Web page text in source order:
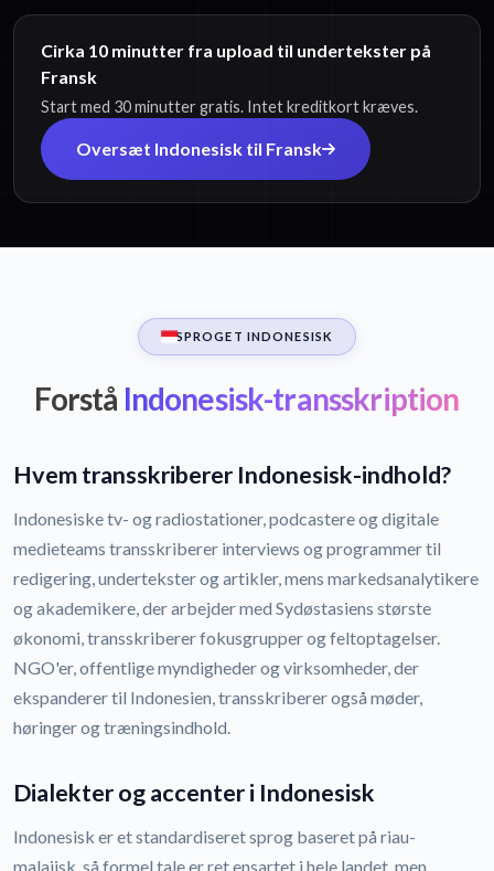
Cirka 10 minutter fra upload til undertekster på
Fransk
Start med 30 minutter gratis. Intet kreditkort kræves.
Oversæt Indonesisk til Fransk
SPROGET INDONESISK
Forstå Indonesisk-transskription
Hvem transskriberer Indonesisk-indhold?
Indonesiske tv- og radiostationer, podcastere og digitale
medieteams transskriberer interviews og programmer til
redigering, undertekster og artikler, mens markedsanalytikere
og akademikere, der arbejder med Sydøstasiens største
økonomi, transskriberer fokusgrupper og feltoptagelser.
NGO'er, offentlige myndigheder og virksomheder, der
ekspanderer til Indonesien, transskriberer også møder,
høringer og træningsindhold.
Dialekter og accenter i Indonesisk
Indonesisk er et standardiseret sprog baseret på riau-
malajisk, så formel tale er ret ensartet i hele landet, men